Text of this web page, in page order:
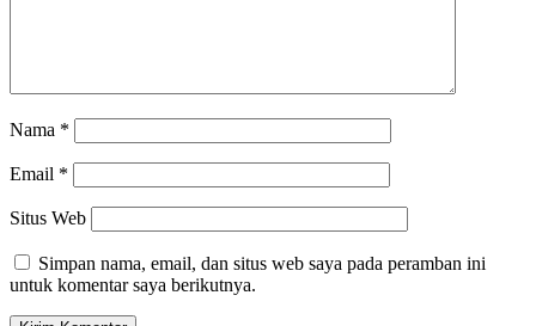
Nama *
Email *
Situs Web
Simpan nama, email, dan situs web saya pada peramban ini
untuk komentar saya berikutnya.